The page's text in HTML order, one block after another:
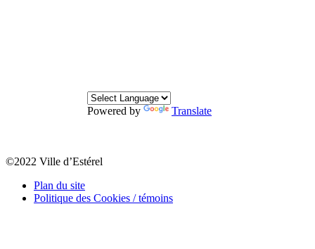
Powered by Translate
©2022 Ville d’Estérel
Plan du site
Politique des Cookies / témoins